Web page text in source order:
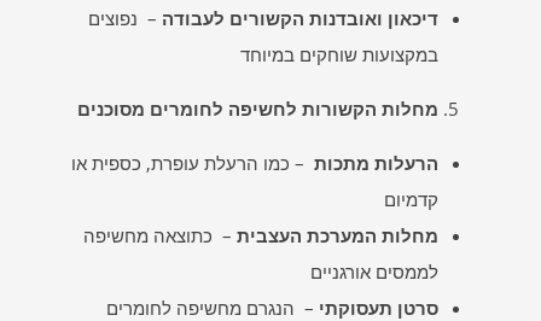
דיכאון ואובדנות הקשורים לעבודה – נפוצים
במקצועות שוחקים במיוחד
מחלות הקשורות לחשיפה לחומרים מסוכנים
הרעלות מתכות – כמו הרעלת עופרת, כספית או
קדמיום
מחלות המערכת העצבית – כתוצאה מחשיפה
לממסים אורגניים
סרטן תעסוקתי – הנגרם מחשיפה לחומרים